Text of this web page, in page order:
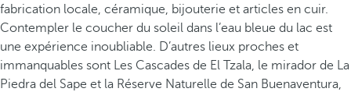
fabrication locale, céramique, bijouterie et articles en cuir.
Contempler le coucher du soleil dans l’eau bleue du lac est
une expérience inoubliable. D’autres lieux proches et
immanquables sont Les Cascades de El Tzala, le mirador de La
Piedra del Sape et la Réserve Naturelle de San Buenaventura,